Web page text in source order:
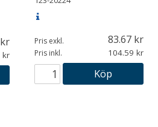
Pris exkl. 83.67
Pris inkl. 104.59
Köp